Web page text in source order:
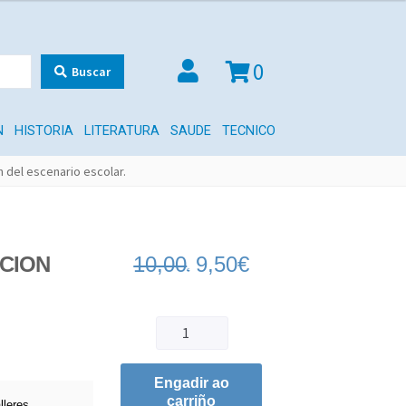
Buscar 0
HISTORIA LITERATURA SAUDE TECNICO
del escenario escolar.
10,00€ 9,50€
Engadir ao
carriño